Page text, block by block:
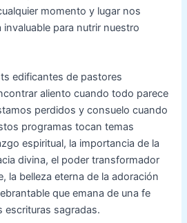
momento y lugar nos
para nutrir nuestro
edificantes de pastores
aliento cuando todo parece
perdidos y consuelo cuando
programas tocan temas
espiritual, la importancia de la
divina, el poder transformador
la belleza eterna de la adoración
que emana de una fe
escrituras sagradas.